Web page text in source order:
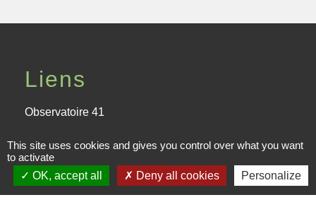
Liens
Observatoire 41
Service public
Facebook de la CPHV
Office de tourisme de la CPHV
This site uses cookies and gives you control over what you want
to activate
OK, accept all
Deny all cookies Personalize